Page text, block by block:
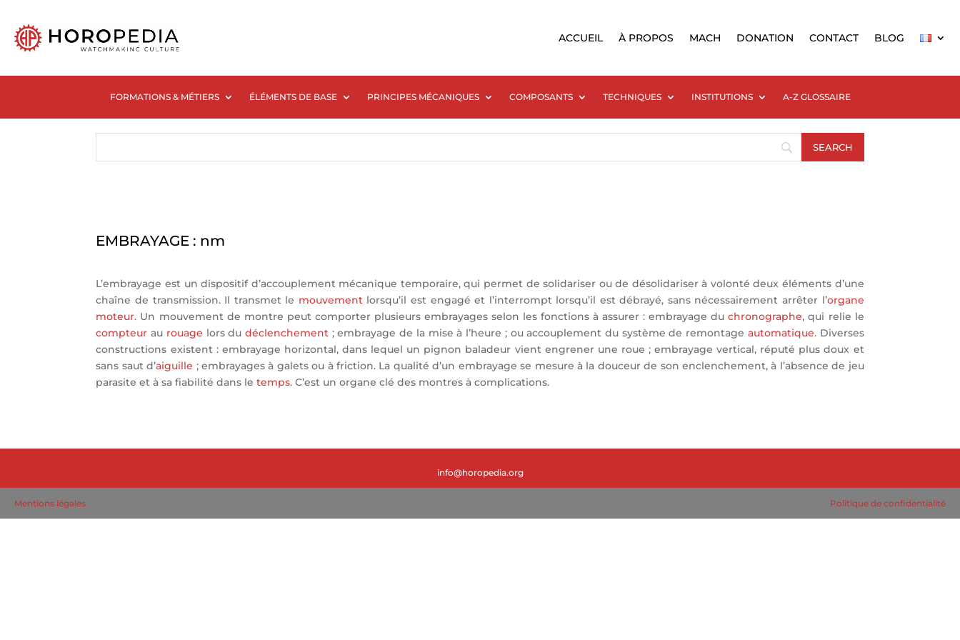
ACCUEIL À PROPOS MACH DONATION CONTACT BLOG
FORMATIONS & MÉTIERS ÉLÉMENTS DE BASE PRINCIPES MÉCANIQUES COMPOSANTS TECHNIQUES INSTITUTIONS A-Z GLOSSAIRE
EMBRAYAGE : nm
L’embrayage est un dispositif d’accouplement mécanique temporaire, qui permet de solidariser ou de désolidariser à volonté deux éléments d’une
chaîne de transmission. Il transmet le mouvementlorsqu’il est engagé et l’interrompt lorsqu’il est débrayé, sans nécessairement arrêter l’organe
moteur. Un mouvement de montre peut comporter plusieurs embrayages selon les fonctions à assurer : embrayage duchronographe, qui relie le
compteur au rouage lors dudéclenchement ; embrayage de la mise à l’heure ; ou accouplement du système de remontage automatique. Diverses
constructions existent : embrayage horizontal, dans lequel un pignon baladeur vient engrener une roue ; embrayage vertical, réputé plus doux et
sans saut d’aiguille ; embrayages à galets ou à friction. La qualité d’un embrayage se mesure à la douceur de son enclenchement, à l’absence de jeu
parasite et à sa fiabilité dans letemps. C’est un organe clé des montres à complications.
info@horopedia.org
Mentions légales Politique de confidentialité